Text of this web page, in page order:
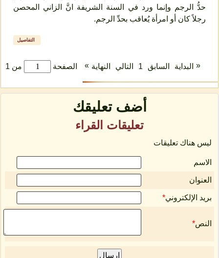
حدُّ الرجم وإنما ورد في السنة الشريفة انَّ الزاني المحصن
رجلاً كان أو امرأة يُعاقب بحدِّ الرجم.
التفاصيل
الصفحة من 1 « البداية السابق 1 التالي النهاية »
أضف تعليقك
تعليقات القراء
ليس هناك تعليقات
الاسم
العنوان
بريد الإلكتروني*
النص*